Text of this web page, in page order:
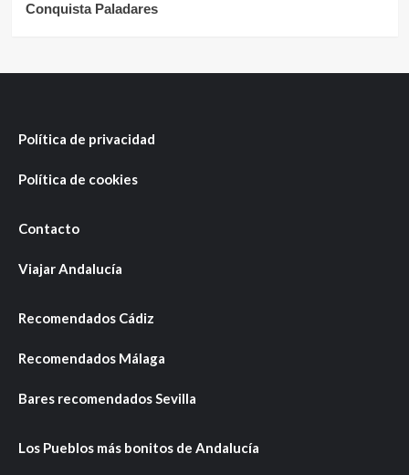
Conquista Paladares
Política de privacidad
Política de cookies
Contacto
Viajar Andalucía
Recomendados Cádiz
Recomendados Málaga
Bares recomendados Sevilla
Los Pueblos más bonitos de Andalucía